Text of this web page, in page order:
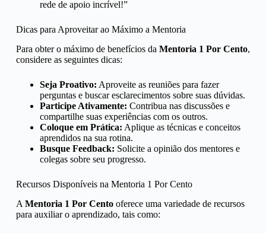
rede de apoio incrível!”
Dicas para Aproveitar ao Máximo a Mentoria
Para obter o máximo de benefícios da Mentoria 1 Por Cento,
considere as seguintes dicas:
Seja Proativo: Aproveite as reuniões para fazer
perguntas e buscar esclarecimentos sobre suas dúvidas.
Participe Ativamente: Contribua nas discussões e
compartilhe suas experiências com os outros.
Coloque em Prática: Aplique as técnicas e conceitos
aprendidos na sua rotina.
Busque Feedback: Solicite a opinião dos mentores e
colegas sobre seu progresso.
Recursos Disponíveis na Mentoria 1 Por Cento
A Mentoria 1 Por Centooferece uma variedade de recursos
para auxiliar o aprendizado, tais como: